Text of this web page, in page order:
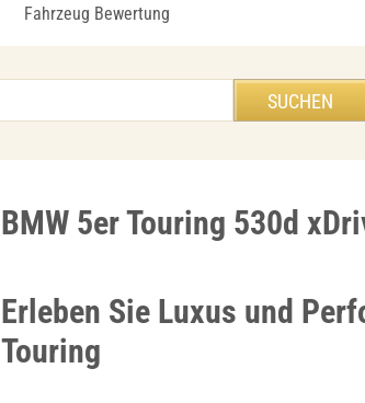
Fahrzeug Bewertung
BMW 5er Touring 530d
Erleben Sie Luxus und
Touring